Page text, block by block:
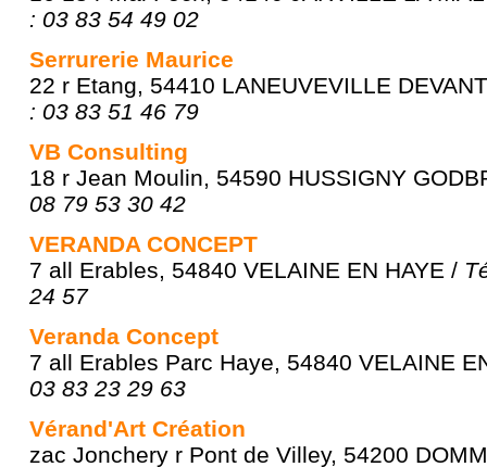
: 03 83 54 49 02
Serrurerie Maurice
22 r Etang, 54410 LANEUVEVILLE
: 03 83 51 46 79
VB Consulting
18 r Jean Moulin, 54590 HUSSIGNY
08 79 53 30 42
VERANDA CONCEPT
7 all Erables, 54840 VELAINE EN HAYE /
24 57
Veranda Concept
7 all Erables Parc Haye, 54840 VELAINE
03 83 23 29 63
Vérand'Art Création
zac Jonchery r Pont de Villey, 54200